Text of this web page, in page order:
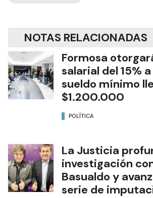
NOTAS RELACIONADAS
Formosa
salarial del 15%
sueldo mínimo
$1.200.000
POLÍTICA
La Justicia
investigación
Basualdo y
serie de